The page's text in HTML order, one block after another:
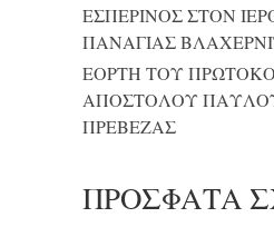
ΕΣΠΕΡΙΝΟΣ ΣΤΟΝ
ΠΑΝΑΓΙΑΣ
ΕΟΡΤΗ ΤΟΥ
ΑΠΟΣΤΟΛΟΥ
ΠΡΕΒΕΖΑΣ
ΠΡΌΣΦΑΤΑ